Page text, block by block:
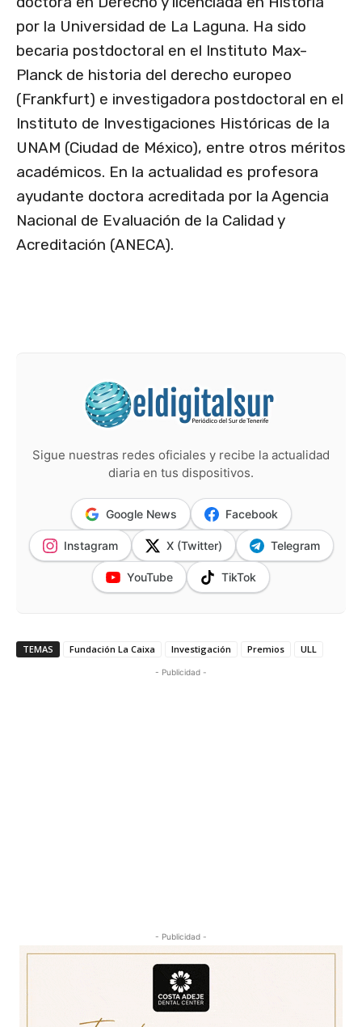
por la Universidad de La Laguna. Ha sido
becaria postdoctoral en el Instituto Max-
Planck de historia del derecho europeo
(Frankfurt) e investigadora postdoctoral en el
Instituto de Investigaciones Históricas de la
UNAM (Ciudad de México), entre otros méritos
académicos. En la actualidad es profesora
ayudante doctora acreditada por la Agencia
Nacional de Evaluación de la Calidad y
Acreditación (ANECA).
Sigue nuestras redes oficiales y recibe la actualidad
diaria en tus dispositivos.
Google News Facebook
Instagram X (Twitter) Telegram
YouTube TikTok
TEMAS Fundación La Caixa Investigación Premios ULL
- Publicidad -
- Publicidad -